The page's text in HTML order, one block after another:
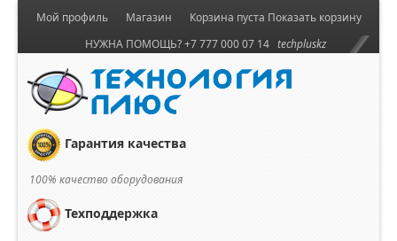
Корзина пуста Показать корзину
Мой профиль
Магазин
НУЖНА ПОМОЩЬ? +7 777 000 07 14 techpluskz
Гарантия качества
100% качество оборудования
Техподдержка